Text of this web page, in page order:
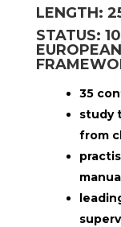
LENGTH:
STATUS:
35
study
from